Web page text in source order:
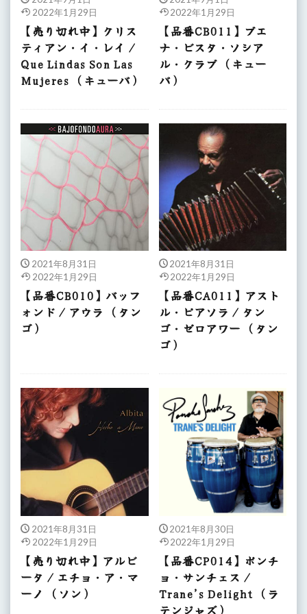
2022年1月29日
【売り切れ中】クリス
ティアン・イ・レイ /
Que Lindas Son Las
Mujeres （キューバ）
2022年1月29日
【品番CB011】ブエ
ナ・ビスタ・ソシア
ル・クラブ （キュー
バ）
2021年8月31日
2022年1月29日
【品番CB010】バッフ
ォンド / アウラ （タン
ゴ）
2021年8月31日
2022年1月29日
【品番CA011】アスト
ル・ピアソラ / タン
ゴ・ゼロアワー （タン
ゴ）
2021年8月31日
2022年1月29日
【売り切れ中】アルビ
ータ / エチョ・ア・マ
ーノ （ソン）
2021年8月30日
2022年1月29日
【品番CP014】ポンチ
ョ・サンチェス /
Trane’s Delight （ラ
テンジャズ）